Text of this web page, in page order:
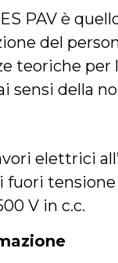
PAV è
del
teoriche per
sensi della
elettrici
V in c.c.